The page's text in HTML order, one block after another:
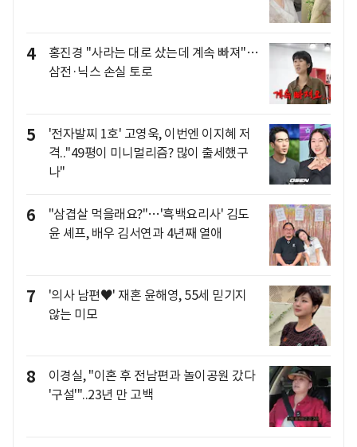
4
홍진경 "사라는 대로 샀는데 계속 빠져"…
삼전·닉스 손실 토로
5
'전자발찌 1호' 고영욱, 이번엔 이지혜 저
격.."49평이 미니멀리즘? 많이 출세했구
나"
6
"삼겹살 먹을래요?"…'흑백요리사' 김도
윤 셰프, 배우 김서연과 4년째 열애
7
'의사 남편♥' 재혼 윤해영, 55세 믿기지
않는 미모
8
이경실, "이혼 후 전남편과 놀이공원 갔다
'구설'"..23년 만 고백